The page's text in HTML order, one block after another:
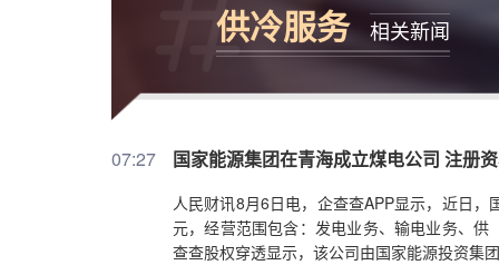
供冷服务 相关新闻
07:27 国家能源集团在青海成立煤电公司 注册
人民财讯8月6日电，企查查APP显示，近日
元，经营范围包含：发电业务、输电业务、
查查股权穿透显示，该公司由国家能源投资集